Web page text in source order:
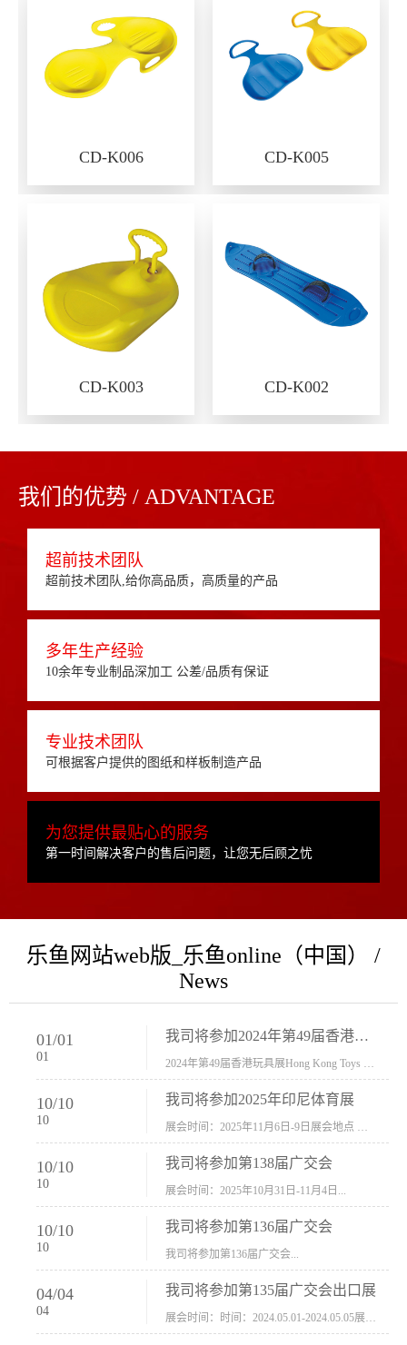
CD-K006 CD-K005
CD-K003 CD-K002
我们的优势 / ADVANTAGE
超前技术团队
超前技术团队,给你高品质，高质量的产品
多年生产经验
10余年专业制品深加工 公差/品质有保证
专业技术团队
可根据客户提供的图纸和样板制造产品
为您提供最贴心的服务
第一时间解决客户的售后问题，让您无后顾之忧
乐鱼网站web版_乐鱼online（中国） /
News
01/01
01
我司将参加2024年第49届香港玩具展Hong Kong Toys & Games Fair 欢迎新···
10/10
10
我司将参加2025年印尼体育展
10/10
10
我司将参加第138届广交会
展会时间：2025年10月31日-11月4日...
10/10
10
我司将参加第136届广交会
我司将参加第136届广交会...
04/04
04
我司将参加第135届广交会出口展
展会时间：时间：2024.05.01-2024.05.05展会地址：中国进出口商品交易会展馆福建康莱宝公司展位号12.1G37-38、H11-12，浙江康莱宝展位号17.1B23-24、C19-20...